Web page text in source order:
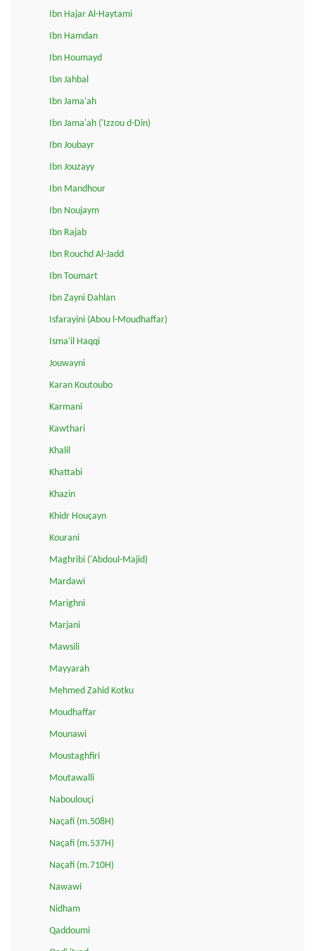
Ibn Hajar Al-Haytami
Ibn Hamdan
Ibn Houmayd
Ibn Jahbal
Ibn Jama'ah
Ibn Jama'ah ('Izzou d-Din)
Ibn Joubayr
Ibn Jouzayy
Ibn Mandhour
Ibn Noujaym
Ibn Rajab
Ibn Rouchd Al-Jadd
Ibn Toumart
Ibn Zayni Dahlan
Isfarayini (Abou l-Moudhaffar)
Isma'il Haqqi
Jouwayni
Karan Koutoubo
Karmani
Kawthari
Khalil
Khattabi
Khazin
Khidr Houçayn
Kourani
Maghribi ('Abdoul-Majid)
Mardawi
Marighni
Marjani
Mawsili
Mayyarah
Mehmed Zahid Kotku
Moudhaffar
Mounawi
Moustaghfiri
Moutawalli
Naboulouçi
Naçafi (m.508H)
Naçafi (m.537H)
Naçafi (m.710H)
Nawawi
Nidham
Qaddoumi